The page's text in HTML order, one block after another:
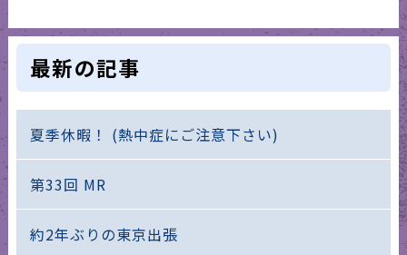
最新の記事
夏季休暇！ (熱中症にご注意下さい)
第33回 MR
約2年ぶりの東京出張